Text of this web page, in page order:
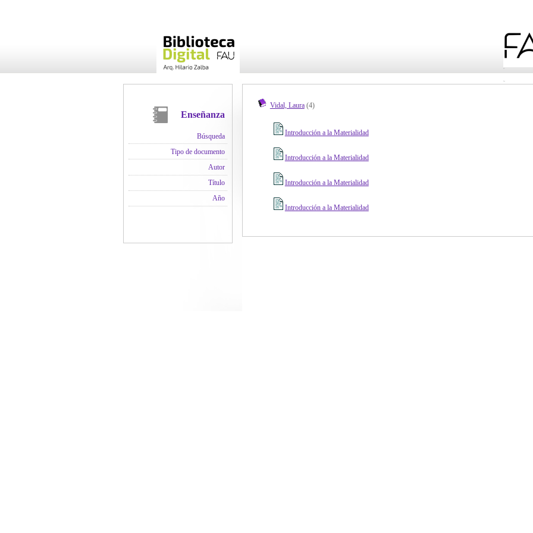
Enseñanza
Búsqueda
Tipo de documento
Autor
Título
Año
Vidal, Laura(4)
Introducción a la Materialidad
Introducción a la Materialidad
Introducción a la Materialidad
Introducción a la Materialidad